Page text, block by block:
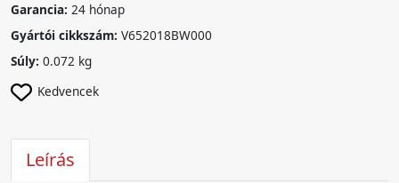
Garancia: 24 hónap
Gyártói cikkszám: V652018BW000
Súly: 0.072 kg
Kedvencek
Leírás